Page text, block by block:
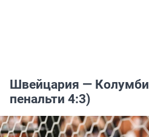
Швейцария —
пенальти 4:3)